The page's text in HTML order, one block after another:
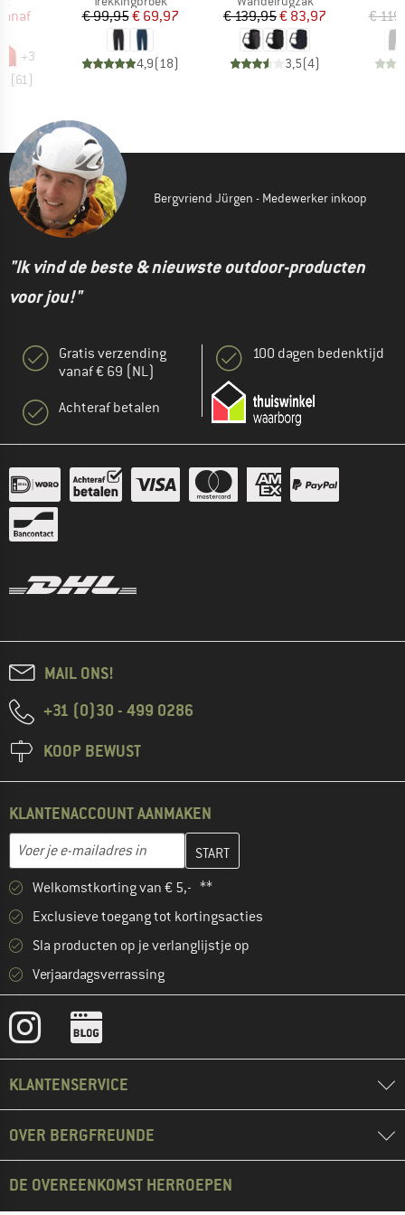
prijs
+3
(61)
Prijs
€ 99,95Verlaagde prijs
€ 69,97
4,9(18)
Prijs
€ 139,95Verlaagde prijs
€ 83,97
3,5(4)
€
Bergvriend Jürgen - Medewerker inkoop
"Ik vind de beste & nieuwste outdoor-producten
voor jou!"
Gratis verzending
vanaf € 69 (NL)
Achteraf betalen
100 dagen bedenktijd
MAIL ONS!
+31 (0)30 - 499 0286
KOOP BEWUST
KLANTENACCOUNT AANMAKEN
E-mailadres
Vul je e-mailadres hier in en maak in de volgende stap je
Welkomstkorting van € 5,- **
Exclusieve toegang tot kortingsacties
Sla producten op je verlanglijstje op
Verjaardagsverrassing
KLANTENSERVICE
OVER BERGFREUNDE
DE OVEREENKOMST HERROEPEN